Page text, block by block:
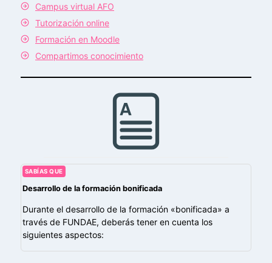
Campus virtual AFO
Tutorización online
Formación en Moodle
Compartimos conocimiento
SABÍAS QUE
Desarrollo de la formación bonificada
Durante el desarrollo de la formación «bonificada» a
través de FUNDAE, deberás tener en cuenta los
siguientes aspectos: